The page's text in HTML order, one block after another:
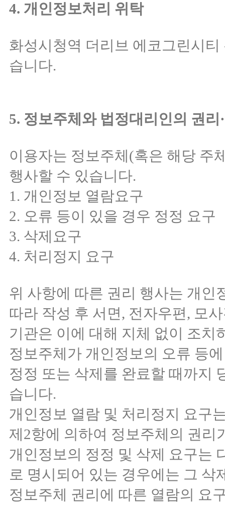
4. 개인정보처리 위탁
화성시청역 더리브 에코그린시
습니다.
5. 정보주체와 법정대리인의 권리
이용자는 정보주체(혹은 해당 주
행사할 수 있습니다.
1. 개인정보 열람요구
2. 오류 등이 있을 경우 정정 요구
3. 삭제요구
4. 처리정지 요구
위 사항에 따른 권리 행사는 개인
따라 작성 후 서면, 전자우편, 모
기관은 이에 대해 지체 없이 조치
정보주체가 개인정보의 오류 등
정정 또는 삭제를 완료할 때까지
습니다.
개인정보 열람 및 처리정지 요구
제2항에 의하여 정보주체의 권리
개인정보의 정정 및 삭제 요구는
로 명시되어 있는 경우에는 그 삭
정보주체 권리에 따른 열람의 요